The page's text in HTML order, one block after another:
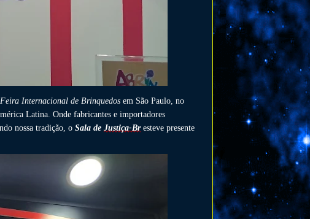
Feira Internacional de Brinquedos em São Paulo, no
Latina. Onde fabricantes e importadores
nossa tradição, o Sala de Justiça-Bresteve presente